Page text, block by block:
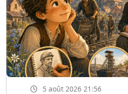
5 août 2026 21:56